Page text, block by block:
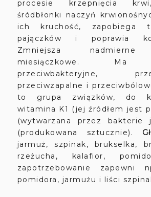
procesie krzepnięcia
śródbłonki naczyń
ich kruchość, zapobiega
pajączków i poprawia
Zmniejsza nadmierne
miesiączkowe. Ma
przeciwbakteryjne,
przeciwzapalne i
to grupa związków, do
witamina K1 (jej źródłem jest
(wytwarzana przez bakterie
(produkowana sztucznie).
jarmuż, szpinak, brukselka,
rzeżucha, kalafior,
zapotrzebowanie zapewni
pomidora, jarmużu i liści